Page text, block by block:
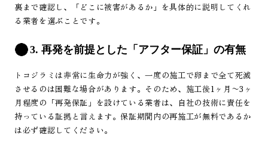
裏まで確認し、「どこに被害があるか」を具体的に説明してくれ
る業者を選ぶことです。
3. 再発を前提とした「アフター保証」の有無
トコジラミは非常に生命力が強く、一度の施工で卵まで全て死滅
させるのは困難な場合があります。そのため、施工後1ヶ月〜3ヶ
月程度の「再発保証」を設けている業者は、自社の技術に責任を
持っている証拠と言えます。保証期間内の再施工が無料であるか
は必ず確認してください。